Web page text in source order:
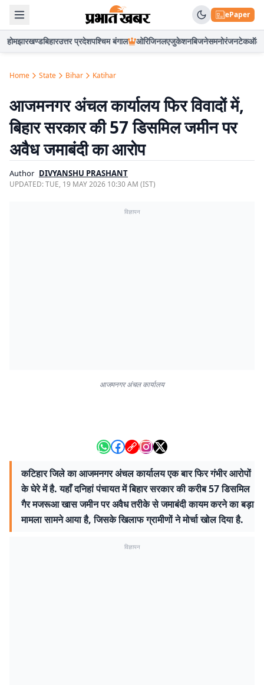
ePaper
होमझारखण्डबिहारउत्तर प्रदेशपश्चिम बंगाल ओरिजिनलएजुकेशनबिजनेसमनोरंजनटेकऑटो
Home State Bihar Katihar
आजमनगर अंचल कार्यालय फिर विवादों में,
बिहार सरकार की 57 डिसमिल जमीन पर
अवैध जमाबंदी का आरोप
Author DIVYANSHU PRASHANT
UPDATED:TUE, 19 MAY 2026 10:30 AM (IST)
विज्ञापन
आजमनगर अंचल कार्यालय
कटिहार जिले का आजमनगर अंचल कार्यालय एक बार फिर गंभीर आरोपों
के घेरे में है. यहाँ दनिहां पंचायत में बिहार सरकार की करीब 57 डिसमिल
गैर मजरूआ खास जमीन पर अवैध तरीके से जमाबंदी कायम करने का बड़ा
मामला सामने आया है, जिसके खिलाफ ग्रामीणों ने मोर्चा खोल दिया है.
विज्ञापन